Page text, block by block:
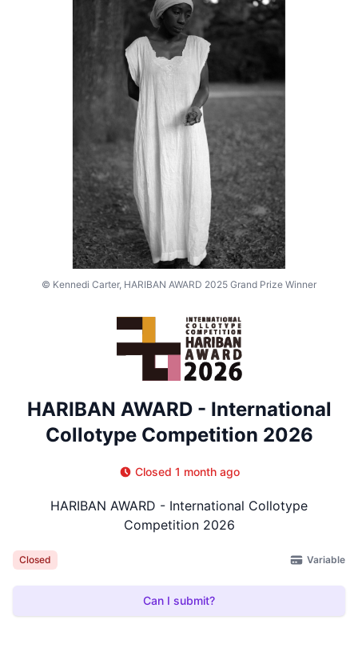
© Kennedi Carter, HARIBAN AWARD 2025 Grand Prize Winner
HARIBAN AWARD - International
Collotype Competition 2026
Closed 1 month ago
HARIBAN AWARD - International Collotype
Competition 2026
Closed Variable
Can I submit?